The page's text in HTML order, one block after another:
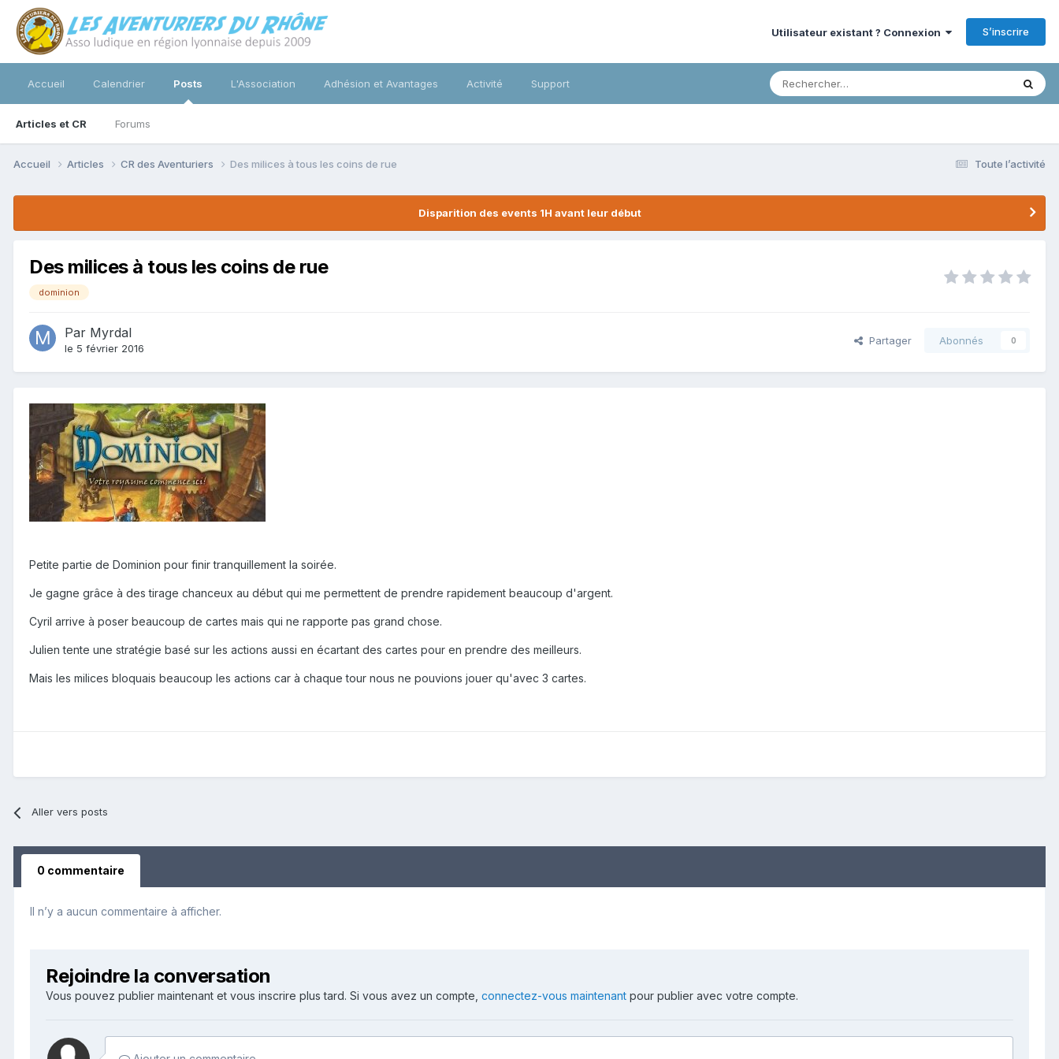
Utilisateur existant ? Connexion S’inscrire
Accueil Calendrier Posts
Articles et CR Forums
L'Association Adhésion et Avantages Activité Support
Toute l’activité
Accueil Articles CR des Aventuriers Des milices à tous les coins de rue
Disparition des events 1H avant leur début
Des milices à tous les coins de rue
dominion
Par Myrdal
le 5 février 2016
Partager Abonnés 0
Petite partie de Dominion pour finir tranquillement la soirée.
Je gagne grâce à des tirage chanceux au début qui me permettent de prendre rapidement beaucoup d'argent.
Cyril arrive à poser beaucoup de cartes mais qui ne rapporte pas grand chose.
Julien tente une stratégie basé sur les actions aussi en écartant des cartes pour en prendre des meilleurs.
Mais les milices bloquais beaucoup les actions car à chaque tour nous ne pouvions jouer qu'avec 3 cartes.
Aller vers posts
0 commentaire
Il n’y a aucun commentaire à afficher.
Rejoindre la conversation
Vous pouvez publier maintenant et vous inscrire plus tard. Si vous avez un compte, connectez-vous maintenant pour publier avec votre compte.